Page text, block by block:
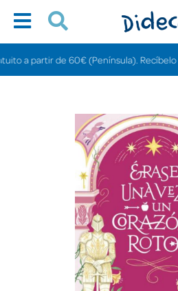
partir de 60€ (Península). Recíbelo en